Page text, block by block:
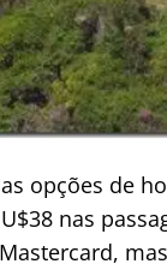
opções de
nas